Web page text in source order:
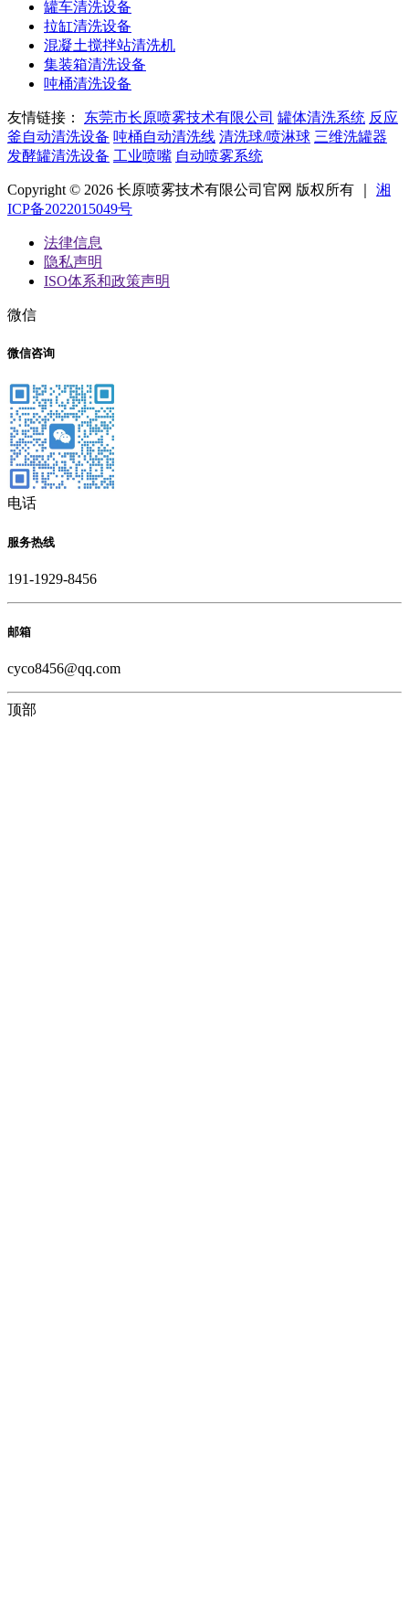
罐车清洗设备
拉缸清洗设备
混凝土搅拌站清洗机
集装箱清洗设备
吨桶清洗设备
友情链接： 东莞市长原喷雾技术有限公司 罐体清洗系统 反应
釜自动清洗设备 吨桶自动清洗线 清洗球/喷淋球 三维洗罐器
发酵罐清洗设备 工业喷嘴 自动喷雾系统
Copyright © 2026 长原喷雾技术有限公司官网 版权所有 ｜ 湘
ICP备2022015049号
法律信息
隐私声明
ISO体系和政策声明
微信
微信咨询
电话
服务热线
191-1929-8456
邮箱
cyco8456@qq.com
顶部